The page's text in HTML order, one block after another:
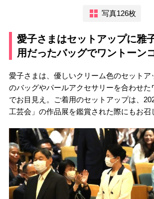
写真126枚
愛子さまはセットアップに雅
用だったバッグでワントーン
愛子さまは、優しいクリーム色のセットア
のバッグやパールアクセサリーを合わせた
でお目見え。ご着用のセットアップは、
工芸会」の作品展を鑑賞された際にもお召